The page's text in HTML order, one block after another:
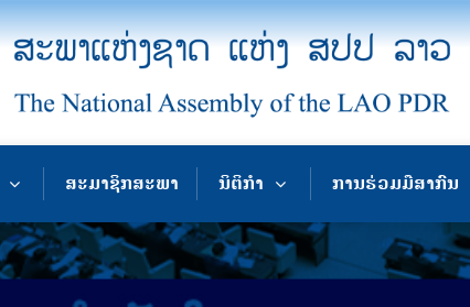
ສະມາຊິກສະພາ ນິຕິກຳ ການຮ່ວມມືສາກົນ